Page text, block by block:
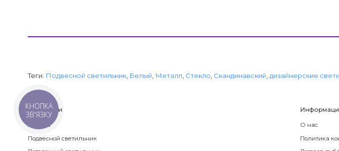
Теги: Подвесной светильник Белый Металл Стекло Скандинавский дизайнерские
Категории
Люстра
Подвесной светильник
О нас
Политика
КНОПКА
ЗВ'ЯЗКУ